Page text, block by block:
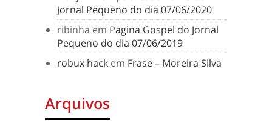
Jornal Pequeno do dia 07/06/2020
ribinha em Pagina Gospel do Jornal
Pequeno do dia 07/06/2019
robux hack em Frase – Moreira Silva
Arquivos